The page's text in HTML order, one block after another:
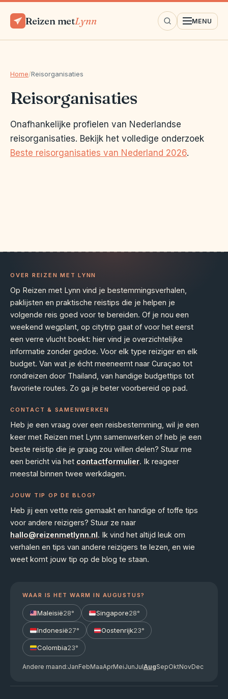
Reizen metLynn MENU
Home/Reisorganisaties
Reisorganisaties
Onafhankelijke profielen van Nederlandse
reisorganisaties. Bekijk het volledige onderzoek
Beste reisorganisaties van Nederland 2026.
OVER REIZEN MET LYNN
Op Reizen met Lynn vind je bestemmingsverhalen,
paklijsten en praktische reistips die je helpen je
volgende reis goed voor te bereiden. Of je nou een
weekend wegplant, op citytrip gaat of voor het eerst
een verre vlucht boekt: hier vind je overzichtelijke
informatie zonder gedoe. Voor elk type reiziger en elk
budget. Van wat je écht meeneemt naar Curaçao tot
rondreizen door Thailand, van handige budgettips tot
favoriete routes. Zo ga je beter voorbereid op pad.
CONTACT & SAMENWERKEN
Heb je een vraag over een reisbestemming, wil je een
keer met Reizen met Lynn samenwerken of heb je een
beste reistip die je graag zou willen delen? Stuur me
een bericht via het contactformulier. Ik reageer
meestal binnen twee werkdagen.
JOUW TIP OP DE BLOG?
Heb jij een vette reis gemaakt en handige of toffe tips
voor andere reizigers? Stuur ze naar
hallo@reizenmetlynn.nl. Ik vind het altijd leuk om
verhalen en tips van andere reizigers te lezen, en wie
weet komt jouw tip op de blog te staan.
WAAR IS HET WARM IN AUGUSTUS?
Maleisië28° Singapore28°
Indonesië27° Oostenrijk23°
Colombia23°
Andere maand:JanFebMaaAprMeiJunJulAugSepOktNovDec